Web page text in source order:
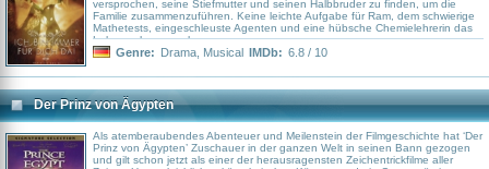
versprochen, seine Stiefmutter und seinen Halbbruder zu finden, um die
Familie zusammenzuführen. Keine leichte Aufgabe für Ram, dem schwierige
Mathetests, eingeschleuste Agenten und eine hübsche Chemielehrerin das
Leben schwer machen.
Genre: Drama Musical IMDb: 6.8 / 10
Der Prinz von Ägypten
Als atemberaubendes Abenteuer und Meilenstein der Filmgeschichte hat ‘Der
Prinz von Ägypten’ Zuschauer in der ganzen Welt in seinen Bann gezogen
und gilt schon jetzt als einer der herausragensten Zeichentrickfilme aller